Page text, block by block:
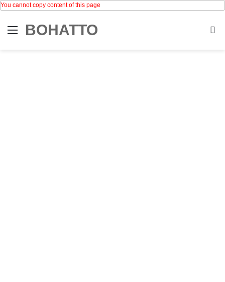
You cannot copy content of this page
Menu
BOHATTO